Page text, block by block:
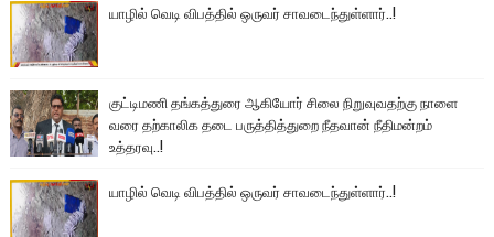
யாழில் வெடி விபத்தில் ஒருவர் சாவடைந்துள்ளார்..!
குட்டிமணி தங்கத்துரை ஆகியோர் சிலை நிறுவுவதற்கு நாளை
வரை தற்காலிக தடை பருத்தித்துறை நீதவான் நீதிமன்றம்
உத்தரவு..!
யாழில் வெடி விபத்தில் ஒருவர் சாவடைந்துள்ளார்..!